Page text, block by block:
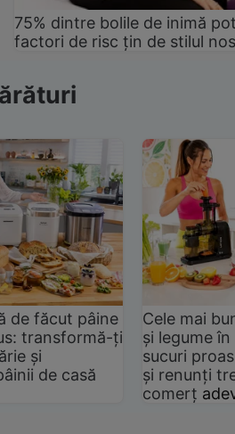
75% dintre bolile de inimă
factori de risc țin de stilul
de făcut pâine
transformă-ți
și
de casă
Cele mai
și legume
sucuri
și renunți
comerț